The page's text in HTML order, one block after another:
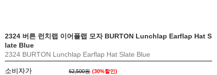
2324 버튼 런치랩 이어플랩 모자 BURTON Lunchlap Earflap Hat S
late Blue
2324 BURTON Lunchlap Earflap Hat Slate Blue
소비자가 62,500원 (30%할인)